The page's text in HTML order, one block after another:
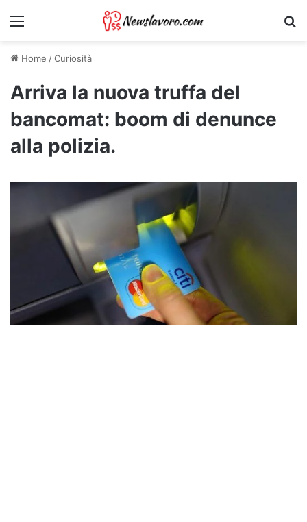
Menu
Home /Curiosità
Arriva la nuova truffa del
bancomat: boom di denunce
alla polizia.